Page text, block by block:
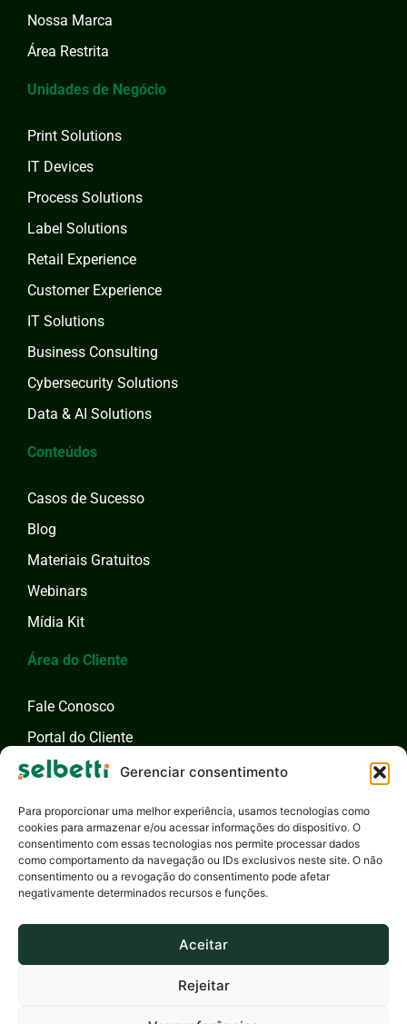
Gerenciar consentimento
Para proporcionar uma melhor experiência, usamos tecnologias como
cookies para armazenar e/ou acessar informações do dispositivo. O
consentimento com essas tecnologias nos permite processar dados
como comportamento da navegação ou IDs exclusivos neste site. O não
consentimento ou a revogação do consentimento pode afetar
negativamente determinados recursos e funções.
Aceitar
Rejeitar
Nossa Marca
Área Restrita
Unidades de Negócio
Print Solutions
IT Devices
Process Solutions
Label Solutions
Retail Experience
Customer Experience
IT Solutions
Business Consulting
Cybersecurity Solutions
Data & AI Solutions
Conteúdos
Casos de Sucesso
Blog
Materiais Gratuitos
Webinars
Mídia Kit
Área do Cliente
Fale Conosco
Portal do Cliente
Fale com um Especialista
Selbetti Tecnologia S.A. - 2026 - Todos os Direitos Reservados